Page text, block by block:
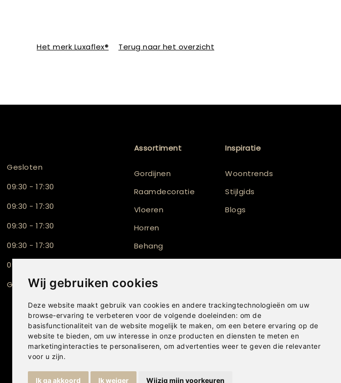
Wij gebruiken cookies
Deze website maakt gebruik van cookies en andere trackingtechnologieën om uw
browse-ervaring te verbeteren voor de volgende doeleinden: om de
basisfunctionaliteit van de website mogelijk te maken, om een betere ervaring op de
website te bieden, om uw interesse in onze producten en diensten te meten en
marketinginteracties te personaliseren, om advertenties weer te geven die relevanter
voor u zijn.
Ik ga akkoord Ik weiger Wijzig mijn voorkeuren
Het merk Luxaflex® Terug naar het overzicht
Gesloten
09:30 - 17:30
09:30 - 17:30
09:30 - 17:30
09:30 - 17:30
09:30 - 17:00
Gesloten
Assortiment
Gordijnen
Raamdecoratie
Vloeren
Horren
Behang
Vloerkleden
Shutters
Buitenzonwering
Inspiratie
Woontrends
Stijlgids
Blogs